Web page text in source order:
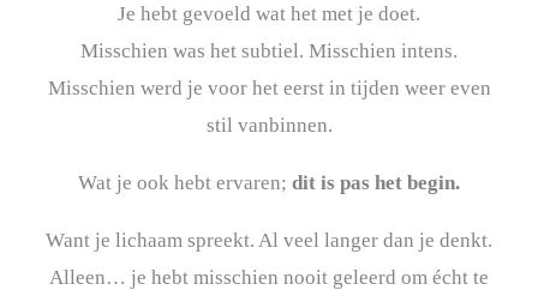
Je hebt gevoeld wat het met je doet.
Misschien was het subtiel. Misschien intens.
Misschien werd je voor het eerst in tijden weer even
stil vanbinnen.
Wat je ook hebt ervaren; dit is pas het begin.
Want je lichaam spreekt. Al veel langer dan je denkt.
Alleen… je hebt misschien nooit geleerd om écht te